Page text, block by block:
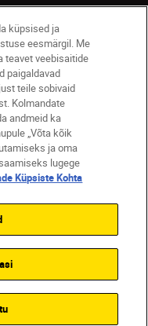
of Use
küpsised ja
eesmärgil. Me
teavet veebisaitide
paigaldavad
teile sobivaid
Kolmandate
andmeid ka
„Võta kõik
ja oma
lugege
Küpsiste Kohta